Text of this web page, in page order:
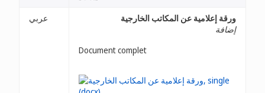
عربي
ورقة إعلامية عن المكاتب الخارجية
إضافة
Document complet